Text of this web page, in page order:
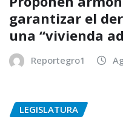
garantizar el
una “vivienda
Reportegro1
LEGISLATURA